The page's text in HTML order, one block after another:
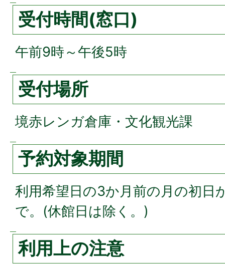
受付時間(窓口)
午前9時～午後5時
受付場所
境赤レンガ倉庫・文化観光課
予約対象期間
利用希望日の3か月前の月の初日
で。(休館日は除く。)
利用上の注意